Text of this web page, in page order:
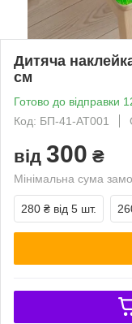
Дитяча
см
Готово до відправки
Код: БП-41-АТ001
від 300 ₴
Мінімальна сума
280 ₴ від 5 шт.